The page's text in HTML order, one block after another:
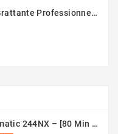
(X10) - Éponge Grattante Professionnelle Sponrex 52
Autolaveuse Numatic 244NX – [80 Min – 44 Cm – 36V]